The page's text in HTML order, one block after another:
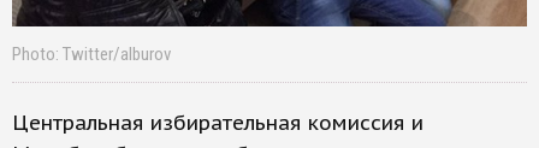
Photo: Twitter/alburov
Центральная избирательная комиссия и